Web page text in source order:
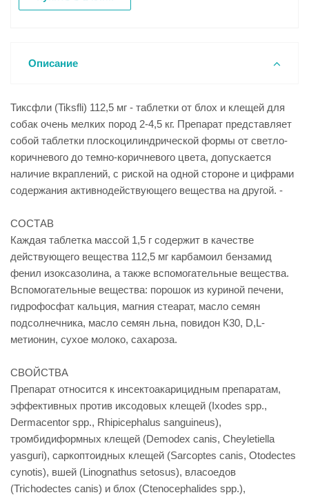
Описание
Тиксфли (Tiksfli) 112,5 мг - таблетки от блох и клещей для
собак очень мелких пород 2-4,5 кг. Препарат представляет
собой таблетки плоскоцилиндрической формы от светло-
коричневого до темно-коричневого цвета, допускается
наличие вкраплений, с риской на одной стороне и цифрами
содержания активнодействующего вещества на другой. -
СОСТАВ
Каждая таблетка массой 1,5 г содержит в качестве
действующего вещества 112,5 мг карбамоил бензамид
фенил изоксазолина, а также вспомогательные вещества.
Вспомогательные вещества: порошок из куриной печени,
гидрофосфат кальция, магния стеарат, масло семян
подсолнечника, масло семян льна, повидон К30, D,L-
метионин, сухое молоко, сахароза.
СВОЙСТВА
Препарат относится к инсектоакарицидным препаратам,
эффективных против иксодовых клещей (Ixodes spp.,
Dermacentor spp., Rhipicephalus sanguineus),
тромбидиформных клещей (Demodex canis, Cheyletiella
yasguri), саркоптоидных клещей (Sarcoptes canis, Otodectes
cynotis), вшей (Linognathus setosus), власоедов
(Trichodectes canis) и блох (Ctenocephalides spp.),